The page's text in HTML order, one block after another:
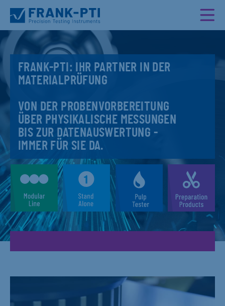
FRANK-PTI: IHR PARTNER IN DER
MATERIALPRÜFUNG
VON DER PROBENVORBEREITUNG
ÜBER PHYSIKALISCHE MESSUNGEN
BIS ZUR DATENAUSWERTUNG -
IMMER FÜR SIE DA.